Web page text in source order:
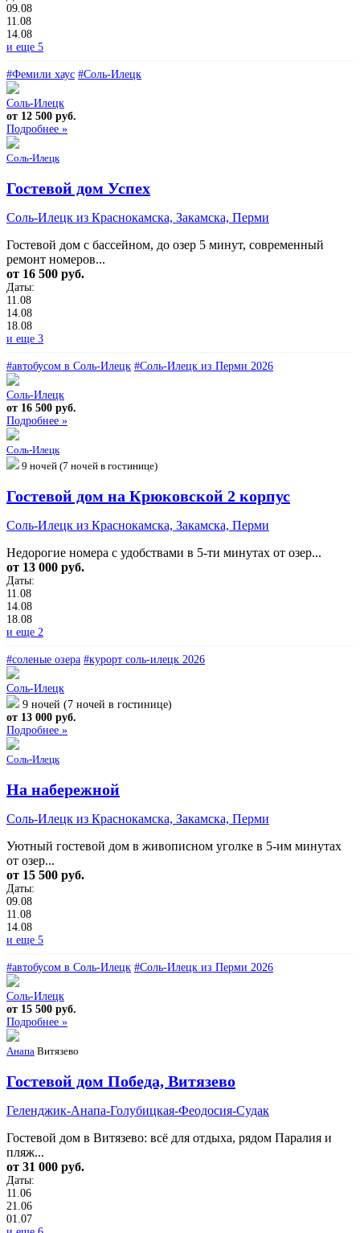
09.08
11.08
14.08
и еще 5
#Фемили хаус #Соль-Илецк
Соль-Илецк
от 12 500 руб.
Подробнее »
Соль-Илецк
Гостевой дом Успех
Соль-Илецк из Краснокамска, Закамска, Перми
Гостевой дом с бассейном, до озер 5 минут, современный
ремонт номеров...
от 16 500 руб.
Даты:
11.08
14.08
18.08
и еще 3
#автобусом в Соль-Илецк #Соль-Илецк из Перми 2026
Соль-Илецк
от 16 500 руб.
Подробнее »
Соль-Илецк
9 ночей (7 ночей в гостинице)
Гостевой дом на Крюковской 2 корпус
Соль-Илецк из Краснокамска, Закамска, Перми
Недорогие номера с удобствами в 5-ти минутах от озер...
от 13 000 руб.
Даты:
11.08
14.08
18.08
и еще 2
#соленые озера #курорт соль-илецк 2026
Соль-Илецк
9 ночей (7 ночей в гостинице)
от 13 000 руб.
Подробнее »
Соль-Илецк
На набережной
Соль-Илецк из Краснокамска, Закамска, Перми
Уютный гостевой дом в живописном уголке в 5-им минутах
от озер...
от 15 500 руб.
Даты:
09.08
11.08
14.08
и еще 5
#автобусом в Соль-Илецк #Соль-Илецк из Перми 2026
Соль-Илецк
от 15 500 руб.
Подробнее »
Анапа Витязево
Гостевой дом Победа, Витязево
Геленджик-Анапа-Голубицкая-Феодосия-Судак
Гостевой дом в Витязево: всё для отдыха, рядом Паралия и
пляж...
от 31 000 руб.
Даты:
11.06
21.06
01.07